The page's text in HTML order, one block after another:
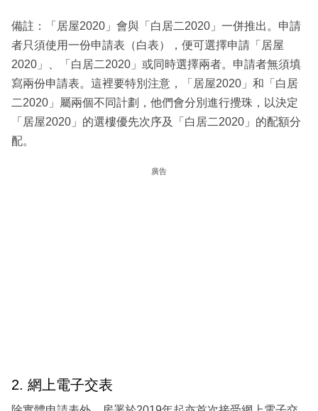
備註：「居屋2020」會與「白居二2020」一併推出。申請
者只須使用一份申請表（白表），便可選擇申請「居屋
2020」、「白居二2020」或同時選擇兩者。申請者無須填
寫兩份申請表。這裡要特別注意，「居屋2020」和「白居
二2020」屬兩個不同計劃，他們會分別進行攪珠，以決定
「居屋2020」的選樓優先次序及「白居二2020」的配額分
配。
廣告
2. 網上電子交表